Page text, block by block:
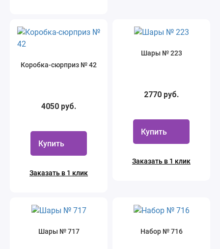
Коробка-сюрприз № 42
4050 руб.
Купить
Заказать в 1 клик
Шары № 223
2770 руб.
Купить
Заказать в 1 клик
Шары № 717 Набор № 716